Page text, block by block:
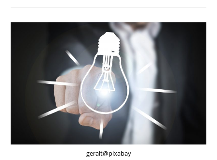
AUKTIONEN
UND
DIE
DSGVO
geralt@pixabay